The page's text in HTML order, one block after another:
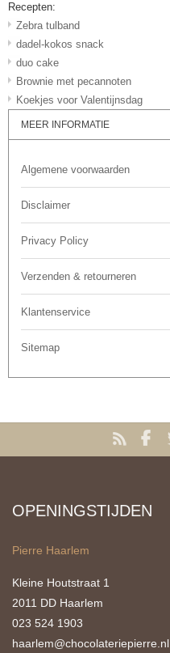
Recepten:
Zebra tulband
dadel-kokos snack
duo cake
Brownie met pecannoten
Koekjes voor Valentijnsdag
MEER INFORMATIE
Algemene voorwaarden
Disclaimer
Privacy Policy
Verzenden & retourneren
Klantenservice
Sitemap
OPENINGSTIJDEN
Pierre Haarlem
Kleine Houtstraat 1
2011 DD Haarlem
023 524 1903
haarlem@chocolateriepierre.nl